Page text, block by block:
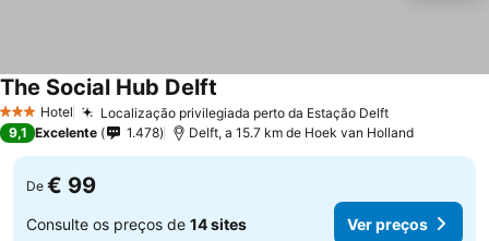
3 EstrelasHotel Localização privilegiada perto da Estação Delft
The Social Hub Delft
9,1 Excelente 1.478 Delft, a 15.7 km de Hoek van Holland
De € 99
Consulte os preços de 14 sites Ver preços